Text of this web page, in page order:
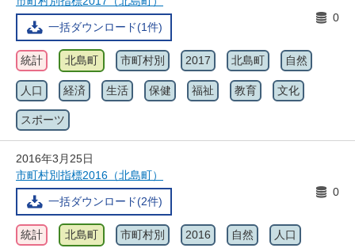
一括ダウンロード(1件)
0
統計 北島町 市町村別 2017 北島町 自然
人口 経済 生活 保健 福祉 教育 文化
スポーツ
2016年3月25日
市町村別指標2016（北島町）
一括ダウンロード(2件)
0
統計 北島町 市町村別 2016 自然 人口